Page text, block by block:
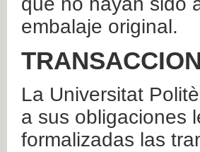
embalaje original.
La Universitat
a sus obligaciones
formalizadas las